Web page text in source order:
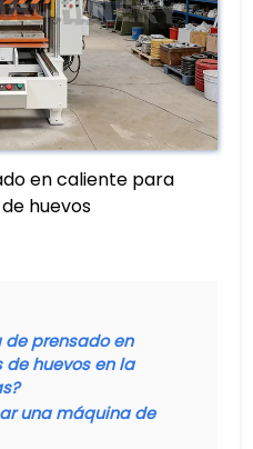
en caliente para
huevos
de prensado en
huevos en la
una máquina de